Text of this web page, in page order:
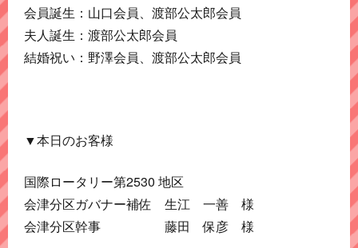
会員誕生：山口会員、渡部公太郎会員
夫人誕生：渡部公太郎会員
結婚祝い：野澤会員、渡部公太郎会員
▼本日のお客様
国際ロータリー第2530 地区
会津分区ガバナー補佐 生江 一善 様
会津分区幹事 藤田 保彦 様